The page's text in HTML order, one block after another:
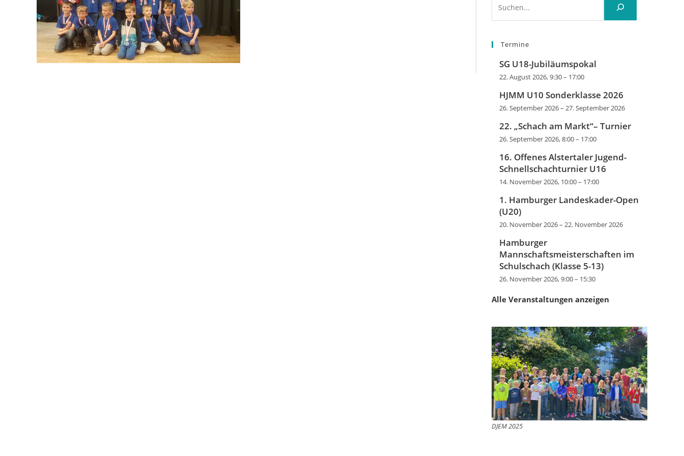
Termine
SG U18-Jubiläumspokal
22. August 2026, 9:30– 17:00
HJMM U10 Sonderklasse 2026
26. September 2026– 27. September 2026
22. „Schach am Markt“– Turnier
26. September 2026, 8:00– 17:00
16. Offenes Alstertaler Jugend-
Schnellschachturnier U16
14. November 2026, 10:00– 17:00
1. Hamburger Landeskader-Open
(U20)
20. November 2026– 22. November 2026
Hamburger
Mannschaftsmeisterschaften im
Schulschach (Klasse 5-13)
26. November 2026, 9:00– 15:30
Alle Veranstaltungen anzeigen
DJEM 2025